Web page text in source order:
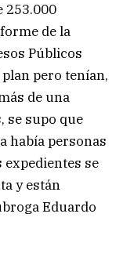
253.000
de la
Públicos
pero tenían,
de una
se supo que
había personas
se
y están
Eduardo